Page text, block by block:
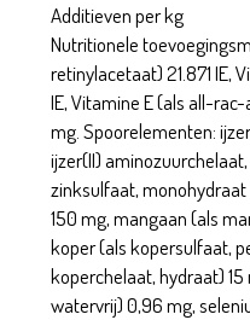
Additieven per kg
Nutritionele
retinylacetaat) 21.871 IE,
IE, Vitamine E (als all-
mg. Spoorelementen:
ijzer(II)
zinksulfaat,
150 mg, mangaan (als
koper (als kopersulfaat,
koperchelaat, hydraat)
watervrij) 0,96 mg,